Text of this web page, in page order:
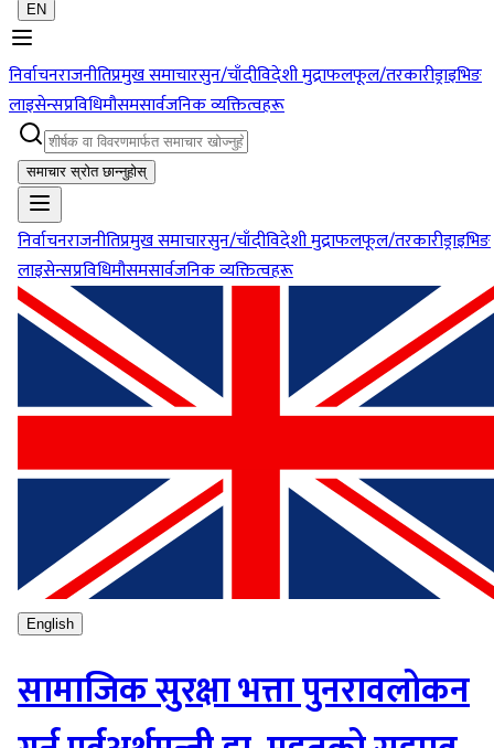
EN
निर्वाचनराजनीतिप्रमुख समाचारसुन/चाँदीविदेशी मुद्राफलफूल/तरकारीड्राइभिङ
लाइसेन्सप्रविधिमौसमसार्वजनिक व्यक्तित्वहरू
समाचार स्रोत छान्नुहोस्
निर्वाचनराजनीतिप्रमुख समाचारसुन/चाँदीविदेशी मुद्राफलफूल/तरकारीड्राइभिङ
लाइसेन्सप्रविधिमौसमसार्वजनिक व्यक्तित्वहरू
English
सामाजिक सुरक्षा भत्ता पुनरावलोकन